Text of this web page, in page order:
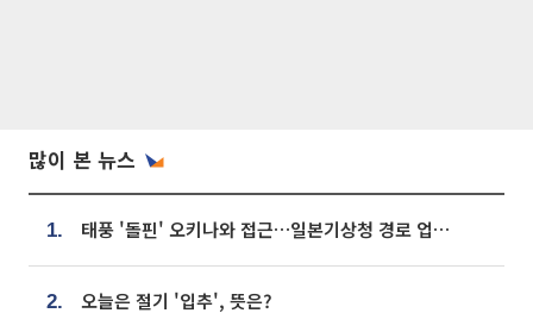
많이 본 뉴스
1. 태풍 '돌핀' 오키나와 접근…일본기상청 경로 업데이트
2. 오늘은 절기 '입추', 뜻은?